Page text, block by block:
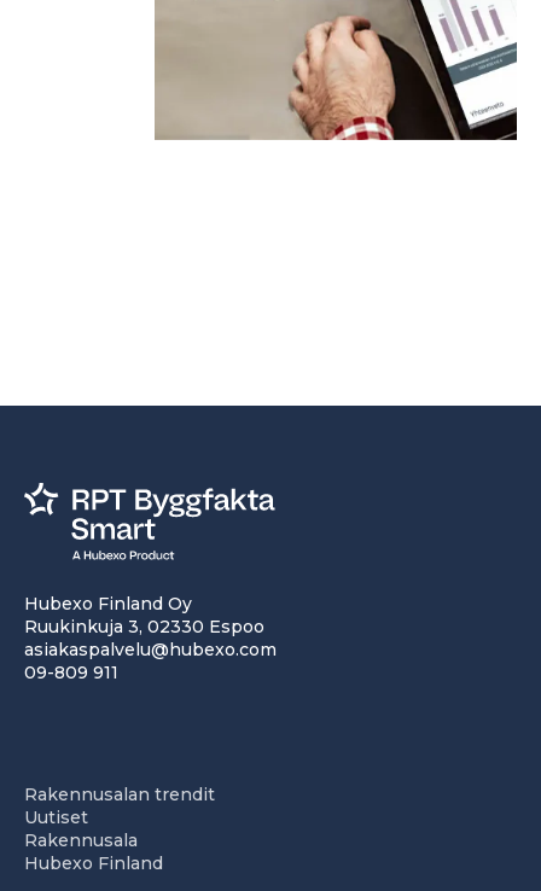
Hubexo Finland Oy
Ruukinkuja 3, 02330 Espoo
asiakaspalvelu@hubexo.com
09-809 911
Rakennusalan trendit
Uutiset
Rakennusala
Hubexo Finland